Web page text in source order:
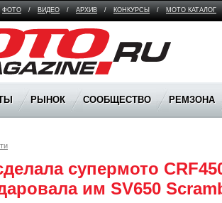
ФОТО / ВИДЕО / АРХИВ / КОНКУРСЫ / МОТО КАТАЛОГ
РЫНОК СООБЩЕСТВО РЕМЗОНА
супермото
им SV650